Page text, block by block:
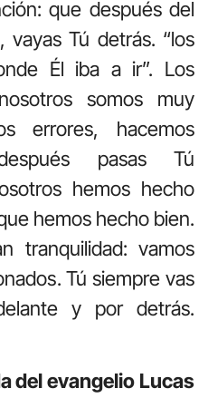
que después del
vayas Tú detrás. “los
Él iba a ir”. Los
somos muy
errores, hacemos
pasas Tú
hemos hecho
hemos hecho bien.
tranquilidad: vamos
Tú siempre vas
y por detrás.
del evangelio Lucas